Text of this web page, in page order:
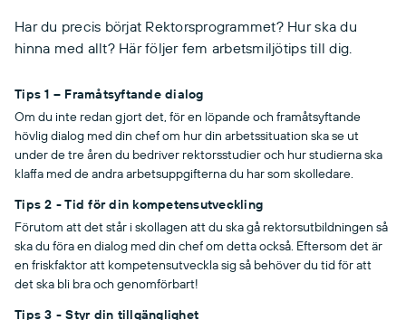
Har du precis börjat Rektorsprogrammet? Hur ska du
hinna med allt? Här följer fem arbetsmiljötips till dig.
Tips 1 – Framåtsyftande dialog
Om du inte redan gjort det, för en löpande och framåtsyftande
hövlig dialog med din chef om hur din arbetssituation ska se ut
under de tre åren du bedriver rektorsstudier och hur studierna ska
klaffa med de andra arbetsuppgifterna du har som skolledare.
Tips 2 - Tid för din kompetensutveckling
Förutom att det står i skollagen att du ska gå rektorsutbildningen så
ska du föra en dialog med din chef om detta också. Eftersom det är
en friskfaktor att kompetensutveckla sig så behöver du tid för att
det ska bli bra och genomförbart!
Tips 3 - Styr din tillgänglighet